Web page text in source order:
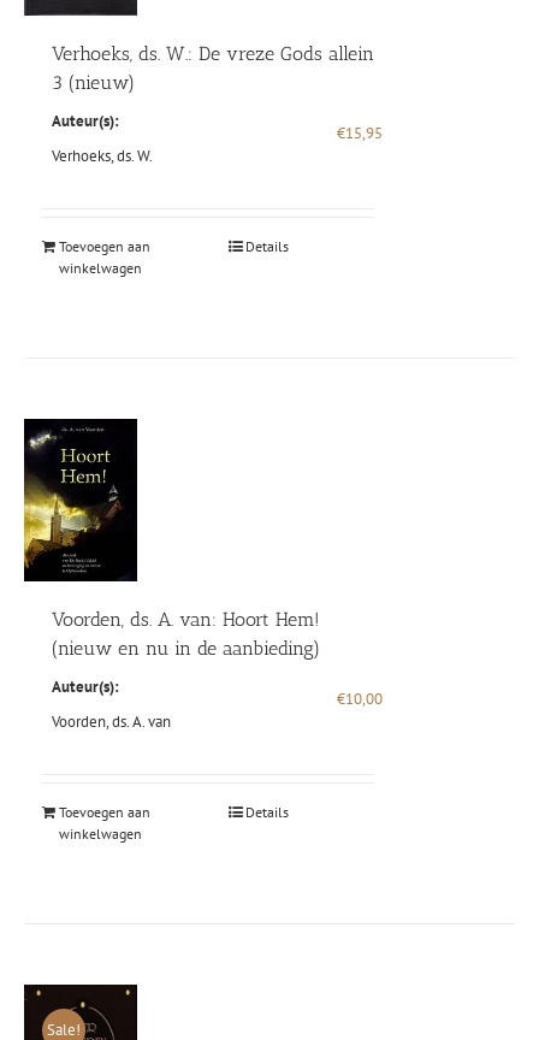
Verhoeks, ds. W.: De vreze Gods allein
3 (nieuw)
Auteur(s):
Verhoeks, ds. W.
€15,95
Toevoegen aan
winkelwagen
Details
Voorden, ds. A. van: Hoort Hem!
(nieuw en nu in de aanbieding)
Auteur(s):
Voorden, ds. A. van
€10,00
Toevoegen aan
winkelwagen
Details
Sale!